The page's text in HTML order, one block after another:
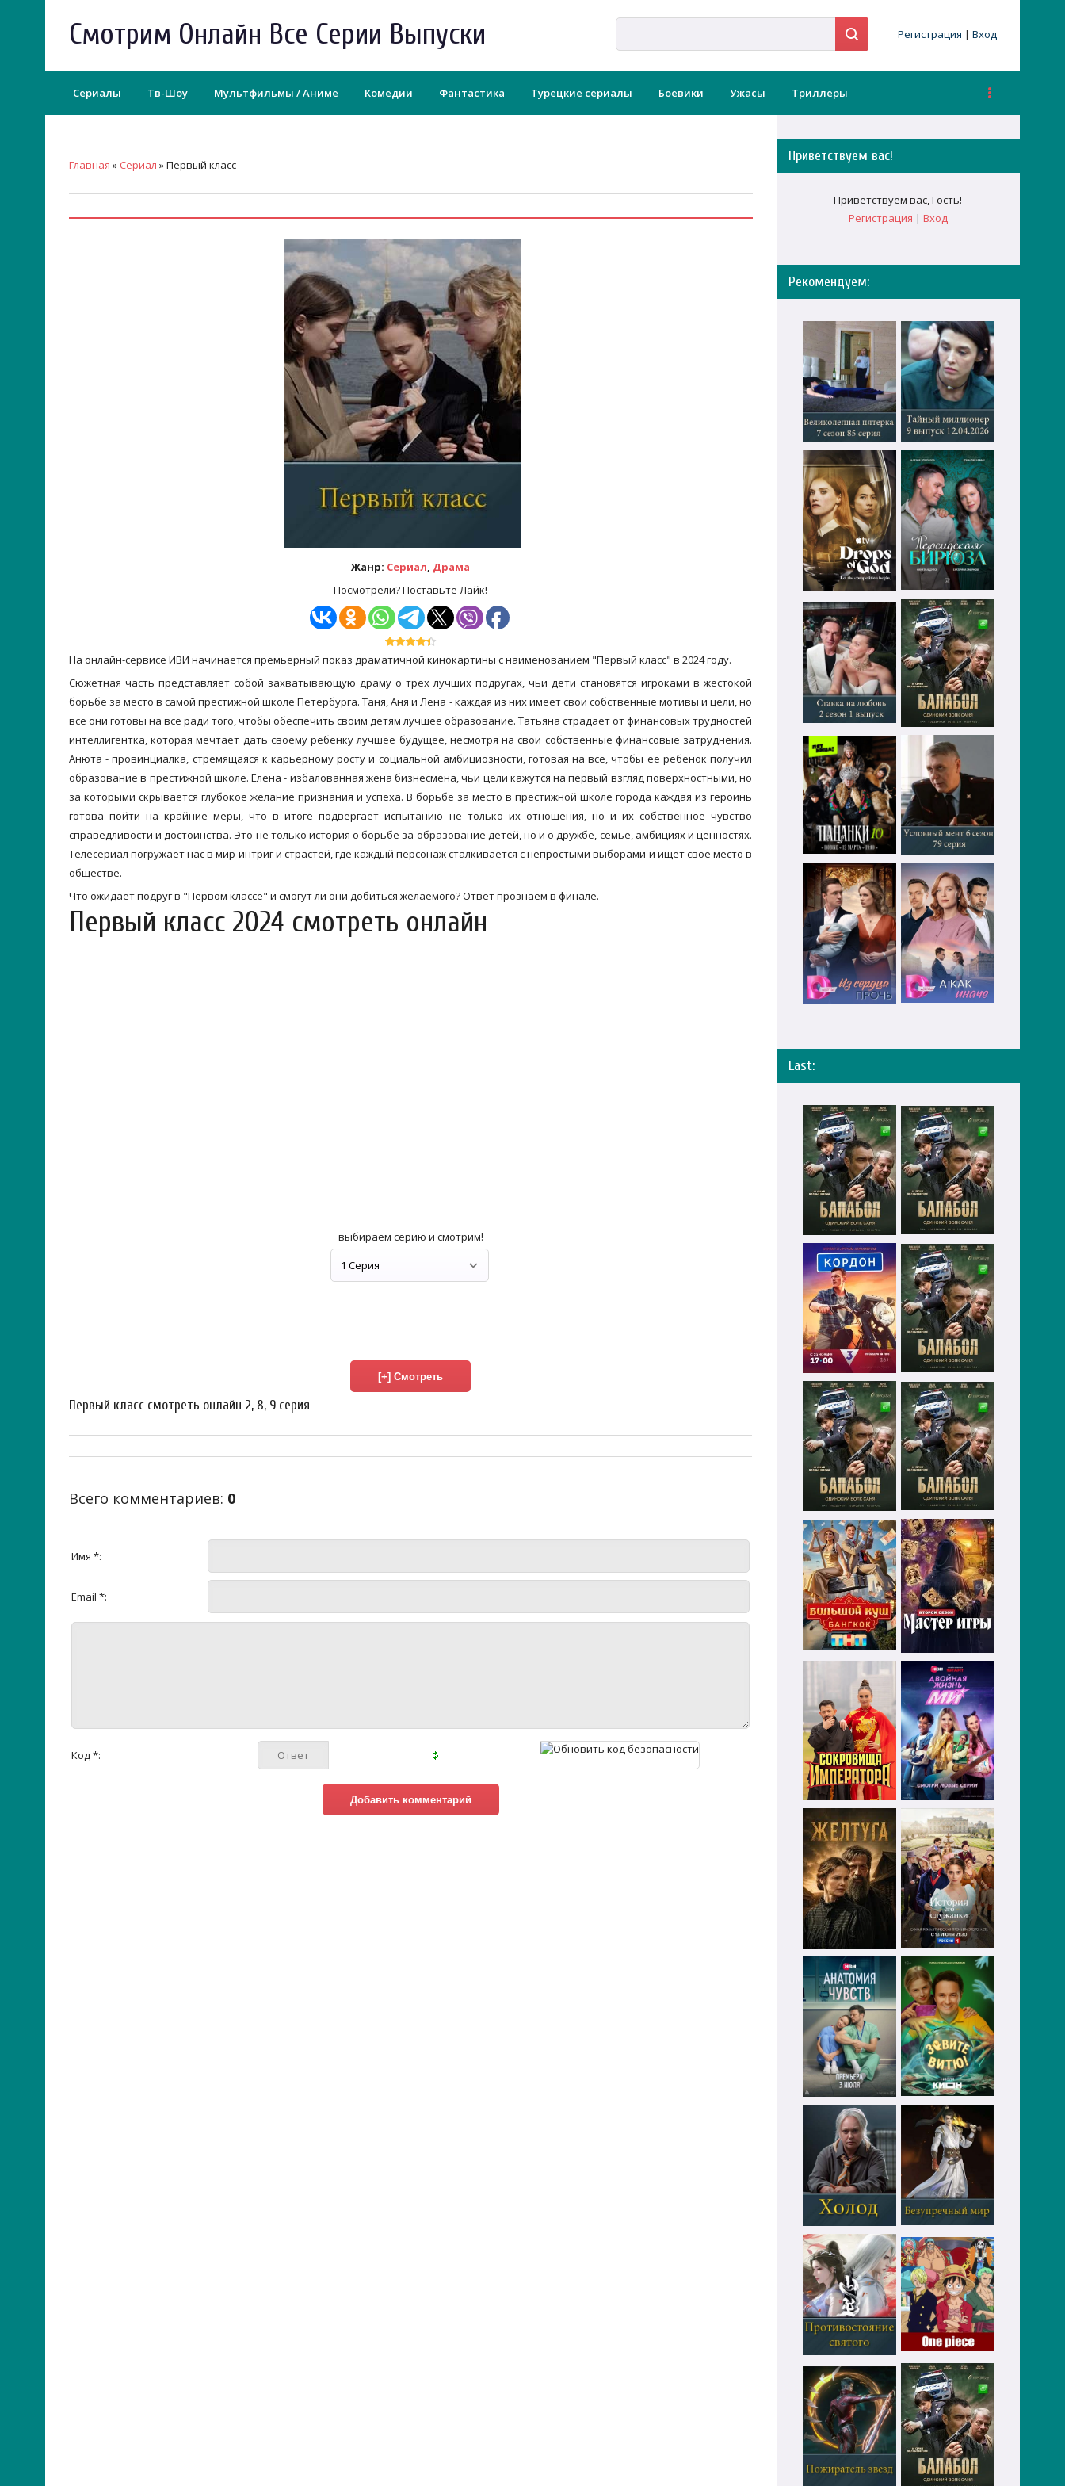
Смотрим Онлайн Все Серии Выпуски Регистрация | Вход
Сериалы Тв-Шоу Мультфильмы / Аниме Комедии Фантастика Турецкие сериалы Боевики Ужасы Триллеры
Главная » Сериал » Первый класс
Жанр: Сериал, Драма
Посмотрели? Поставьте Лайк!
На онлайн-сервисе ИВИ начинается премьерный показ драматичной кинокартины с наименованием "Первый класс" в 2024 году.
Сюжетная часть представляет собой захватывающую драму о трех лучших подругах, чьи дети становятся игроками в жестокой
борьбе за место в самой престижной школе Петербурга. Таня, Аня и Лена - каждая из них имеет свои собственные мотивы и цели, но
все они готовы на все ради того, чтобы обеспечить своим детям лучшее образование. Татьяна страдает от финансовых трудностей
интеллигентка, которая мечтает дать своему ребенку лучшее будущее, несмотря на свои собственные финансовые затруднения.
Анюта - провинциалка, стремящаяся к карьерному росту и социальной амбициозности, готовая на все, чтобы ее ребенок получил
образование в престижной школе. Елена - избалованная жена бизнесмена, чьи цели кажутся на первый взгляд поверхностными, но
за которыми скрывается глубокое желание признания и успеха. В борьбе за место в престижной школе города каждая из героинь
готова пойти на крайние меры, что в итоге подвергает испытанию не только их отношения, но и их собственное чувство
справедливости и достоинства. Это не только история о борьбе за образование детей, но и о дружбе, семье, амбициях и ценностях.
Телесериал погружает нас в мир интриг и страстей, где каждый персонаж сталкивается с непростыми выборами и ищет свое место в
обществе.
Что ожидает подруг в "Первом классе" и смогут ли они добиться желаемого? Ответ прознаем в финале.
Первый класс 2024 смотреть онлайн
выбираем серию и смотрим!
Первый класс смотреть онлайн 2, 8, 9 серия
Всего комментариев: 0
Имя *:
Email *:
Код *:
Приветствуем вас!
Приветствуем вас,Гость!
Регистрация | Вход
Рекомендуем:
Last: